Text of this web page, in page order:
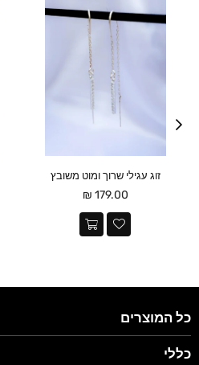
זוג עגילי שרוך ומוט משובץ
מחיר
179.00 ₪
כל המוצרים
כללי